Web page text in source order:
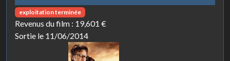
exploitation terminée
Revenus du film : 19,601 €
Sortie le 11/06/2014